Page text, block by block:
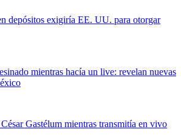
depósitos exigiría EE. UU. para otorgar
mientras hacía un live: revelan nuevas
Gastélum mientras transmitía en vivo